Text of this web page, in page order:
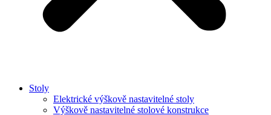
Stoly
Elektrické výškově nastavitelné stoly
Výškově nastavitelné stolové konstrukce